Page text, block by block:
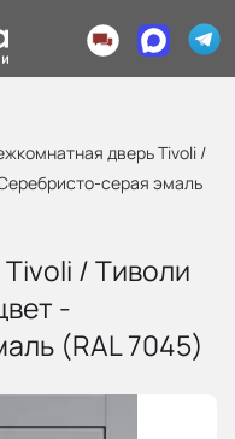
дверь Tivoli /
серая эмаль
/ Тиволи
-
(RAL 7045)